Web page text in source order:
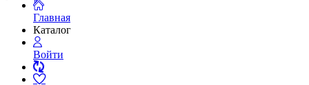
Главная
Каталог
Войти